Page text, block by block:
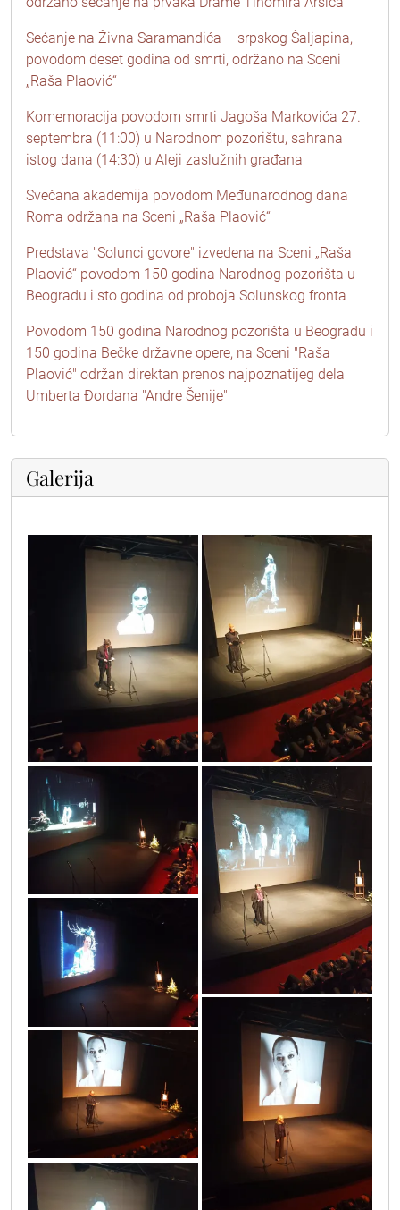
Sećanje na Živna Saramandića – srpskog Šaljapina,
povodom deset godina od smrti, održano na Sceni
„Raša Plaović“
Komemoracija povodom smrti Jagoša Markovića 27.
septembra (11:00) u Narodnom pozorištu, sahrana
istog dana (14:30) u Aleji zaslužnih građana
Svečana akademija povodom Međunarodnog dana
Roma održana na Sceni „Raša Plaović“
Predstava "Solunci govore" izvedena na Sceni „Raša
Plaović“ povodom 150 godina Narodnog pozorišta u
Beogradu i sto godina od proboja Solunskog fronta
Povodom 150 godina Narodnog pozorišta u Beogradu i
150 godina Bečke državne opere, na Sceni "Raša
Plaović" održan direktan prenos najpoznatijeg dela
Umberta Đordana "Andre Šenije"
Galerija
1663762882437 1663762945625
1663762976943
1663762958377
1663763429584
1663762850468
1663762828640_1